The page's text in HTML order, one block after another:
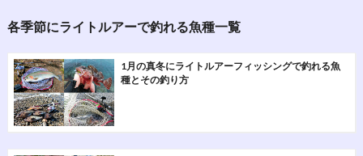
各季節にライトルアーで釣れる魚種一覧
1月の真冬にライトルアーフィッシングで釣れる魚
種とその釣り方